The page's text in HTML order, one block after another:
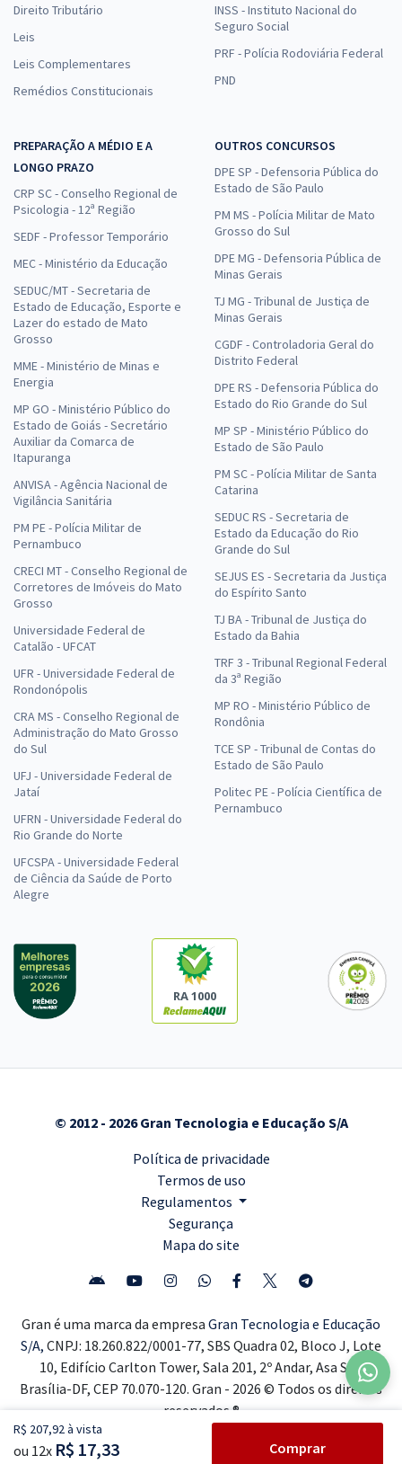
R$ 207,92 à vista
ou 12x R$ 17,33 Comprar
Direito Tributário
Leis
Leis Complementares
Remédios Constitucionais
INSS - Instituto Nacional do
Seguro Social
PRF - Polícia Rodoviária Federal
PND
PREPARAÇÃO A MÉDIO E A
LONGO PRAZO
CRP SC - Conselho Regional de
Psicologia - 12ª Região
SEDF - Professor Temporário
MEC - Ministério da Educação
SEDUC/MT - Secretaria de
Estado de Educação, Esporte e
Lazer do estado de Mato
Grosso
MME - Ministério de Minas e
Energia
MP GO - Ministério Público do
Estado de Goiás - Secretário
Auxiliar da Comarca de
Itapuranga
ANVISA - Agência Nacional de
Vigilância Sanitária
PM PE - Polícia Militar de
Pernambuco
CRECI MT - Conselho Regional de
Corretores de Imóveis do Mato
Grosso
Universidade Federal de
Catalão - UFCAT
UFR - Universidade Federal de
Rondonópolis
CRA MS - Conselho Regional de
Administração do Mato Grosso
do Sul
UFJ - Universidade Federal de
Jataí
UFRN - Universidade Federal do
Rio Grande do Norte
UFCSPA - Universidade Federal
de Ciência da Saúde de Porto
Alegre
OUTROS CONCURSOS
DPE SP - Defensoria Pública do
Estado de São Paulo
PM MS - Polícia Militar de Mato
Grosso do Sul
DPE MG - Defensoria Pública de
Minas Gerais
TJ MG - Tribunal de Justiça de
Minas Gerais
CGDF - Controladoria Geral do
Distrito Federal
DPE RS - Defensoria Pública do
Estado do Rio Grande do Sul
MP SP - Ministério Público do
Estado de São Paulo
PM SC - Polícia Militar de Santa
Catarina
SEDUC RS - Secretaria de
Estado da Educação do Rio
Grande do Sul
SEJUS ES - Secretaria da Justiça
do Espírito Santo
TJ BA - Tribunal de Justiça do
Estado da Bahia
TRF 3 - Tribunal Regional Federal
da 3ª Região
MP RO - Ministério Público de
Rondônia
TCE SP - Tribunal de Contas do
Estado de São Paulo
Politec PE - Polícia Científica de
Pernambuco
RA 1000
© 2012 - 2026 Gran Tecnologia e Educação S/A
Política de privacidade
Termos de uso
Regulamentos
Segurança
Mapa do site
Gran é uma marca da empresa Gran Tecnologia e Educação
S/A, CNPJ: 18.260.822/0001-77, SBS Quadra 02, Bloco J, Lote
10, Edifício Carlton Tower, Sala 201, 2º Andar, Asa Sul,
Brasília-DF, CEP 70.070-120. Gran - 2026 © Todos os direitos
reservados ®